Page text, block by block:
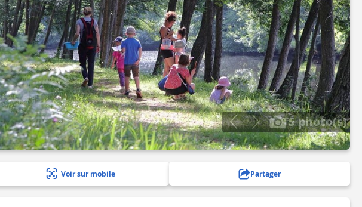
5 photo(s)
Voir sur mobile Partager